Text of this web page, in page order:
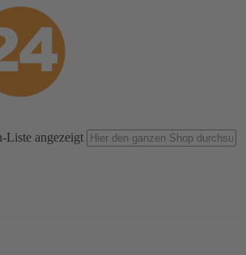
Liste angezeigt